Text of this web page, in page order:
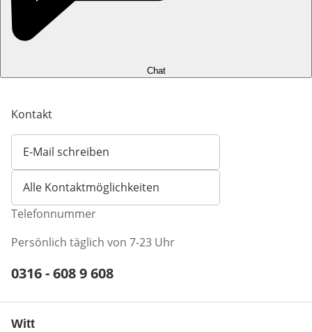
Chat
Kontakt
E-Mail schreiben
Öffnet E-Mail-Client
Alle Kontaktmöglichkeiten
Telefonnummer
Persönlich täglich von 7-23 Uhr
Telefonnummer:
0316 - 608 9 608
Witt